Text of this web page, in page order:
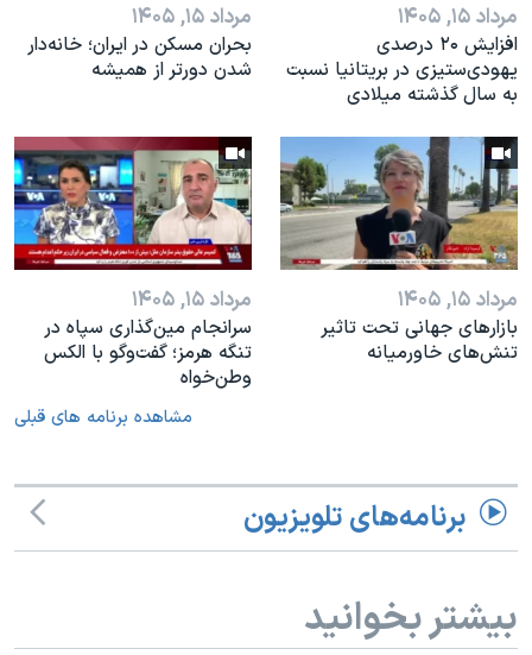
مرداد ۱۵, ۱۴۰۵
افزایش ۲۰ درصدی
یهودی‌ستیزی در بریتانیا نسبت
به سال گذشته میلادی
مرداد ۱۵, ۱۴۰۵
بحران مسکن در ایران؛ خانه‌دار
شدن دورتر از همیشه
مرداد ۱۵, ۱۴۰۵
بازارهای جهانی تحت تاثیر
تنش‌های خاورمیانه
مرداد ۱۵, ۱۴۰۵
سرانجام مین‌گذاری‌ سپاه در
تنگه هرمز؛ گفت‌وگو با الکس
وطن‌خواه
مشاهده برنامه های قبلی
برنامه‌های تلویزیون
بیشتر بخوانید